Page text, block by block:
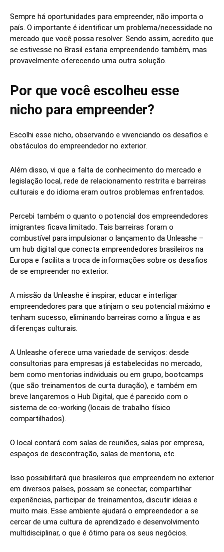
Sempre há oportunidades para empreender, não importa o
país. O importante é identificar um problema/necessidade no
mercado que você possa resolver. Sendo assim, acredito que
se estivesse no Brasil estaria empreendendo também, mas
provavelmente oferecendo uma outra solução.
Por que você escolheu esse
nicho para empreender?
Escolhi esse nicho, observando e vivenciando os desafios e
obstáculos do empreendedor no exterior.
Além disso, vi que a falta de conhecimento do mercado e
legislação local, rede de relacionamento restrita e barreiras
culturais e do idioma eram outros problemas enfrentados.
Percebi também o quanto o potencial dos empreendedores
imigrantes ficava limitado. Tais barreiras foram o
combustível para impulsionar o lançamento da Unleashe –
um hub digital que conecta empreendedores brasileiros na
Europa e facilita a troca de informações sobre os desafios
de se empreender no exterior.
A missão da Unleashe é inspirar, educar e interligar
empreendedores para que atinjam o seu potencial máximo e
tenham sucesso, eliminando barreiras como a língua e as
diferenças culturais.
A Unleashe oferece uma variedade de serviços: desde
consultorias para empresas já estabelecidas no mercado,
bem como mentorias individuais ou em grupo, bootcamps
(que são treinamentos de curta duração), e também em
breve lançaremos o Hub Digital, que é parecido com o
sistema de co-working (locais de trabalho físico
compartilhados).
O local contará com salas de reuniões, salas por empresa,
espaços de descontração, salas de mentoria, etc.
Isso possibilitará que brasileiros que empreendem no exterior
em diversos países, possam se conectar, compartilhar
experiências, participar de treinamentos, discutir ideias e
muito mais. Esse ambiente ajudará o empreendedor a se
cercar de uma cultura de aprendizado e desenvolvimento
multidisciplinar, o que é ótimo para os seus negócios.